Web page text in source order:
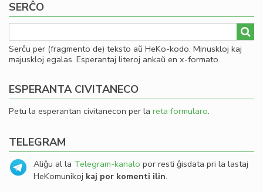
SERĈO
Serĉu per (fragmento de) teksto aŭ HeKo-kodo. Minuskloj kaj
majuskloj egalas. Esperantaj literoj ankaŭ en x-formato.
ESPERANTA CIVITANECO
Petu la esperantan civitanecon per la reta formularo.
TELEGRAM
Aliĝu al la Telegram-kanalo por resti ĝisdata pri la lastaj
HeKomunikoj kaj por komenti ilin.